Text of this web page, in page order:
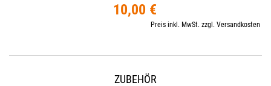
10,00 €
Preis inkl. MwSt. zzgl. Versandkosten
ZUBEHÖR